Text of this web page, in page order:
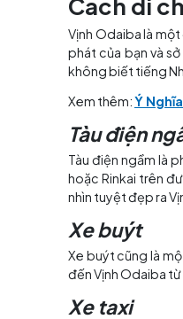
Cách di
Vịnh Odaiba
phát của bạn
không biết